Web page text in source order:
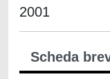
2001
Scheda